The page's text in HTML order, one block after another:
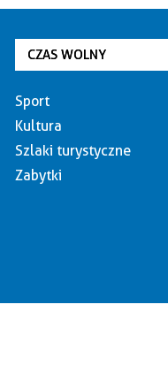
CZAS WOLNY
Sport
Kultura
Szlaki turystyczne
Zabytki